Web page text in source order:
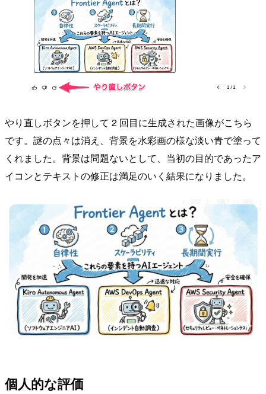
やり直しボタンを押して 2 回目に生成された画像がこちら
です。謎の点々は消え、背景を水彩画の様な淡い青で塗って
くれました。背景は問題ないとして、当初の目的であったア
イコンとテキストの修正は満足のいく結果になりました。
個人的な評価